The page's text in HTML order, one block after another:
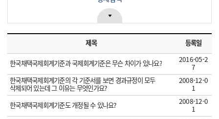
제목 등록일
한국채택국제회계기준과 국제회계기준은 무슨 차이가 있나요?
2016-05-2
7
한국채택국제회계기준의 각 기준서를 보면 경과규정이 모두
삭제되어 있는데 그 이유는 무엇인가요?
2008-12-0
1
한국채택국제회계기준도 개정될 수 있나요?
2008-12-0
1